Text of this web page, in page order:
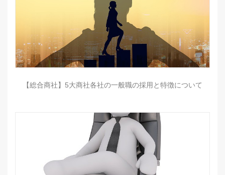
【総合商社】5大商社各社の一般職の採用と特徴について